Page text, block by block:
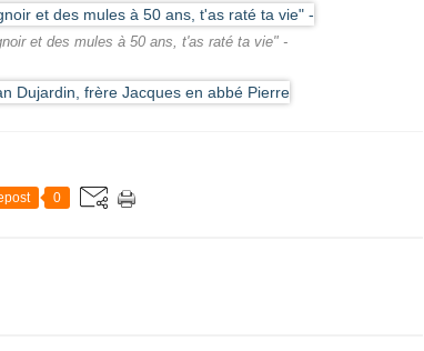
et des mules à 50 ans, t'as raté ta vie" -
0